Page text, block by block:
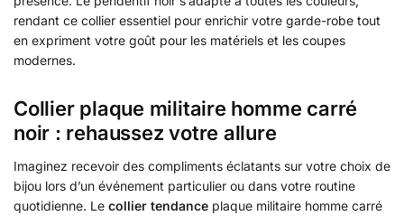
rendant ce collier essentiel pour enrichir votre garde-robe tout
en expriment votre goût pour les matériels et les coupes
modernes.
Collier plaque militaire homme carré
noir : rehaussez votre allure
Imaginez recevoir des compliments éclatants sur votre choix de
bijou lors d’un événement particulier ou dans votre routine
quotidienne. Le collier tendance plaque militaire homme carré